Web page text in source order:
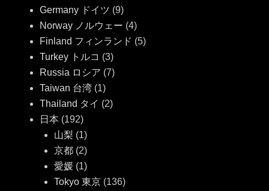
Germany ドイツ (9)
Norway ノルウェー (4)
Finland フィンランド (5)
Turkey トルコ (3)
Russia ロシア (7)
Taiwan 台湾(1)
Thailand タイ (2)
日本 (192)
山梨 (1)
京都(2)
愛媛(1)
Tokyo 東京(136)